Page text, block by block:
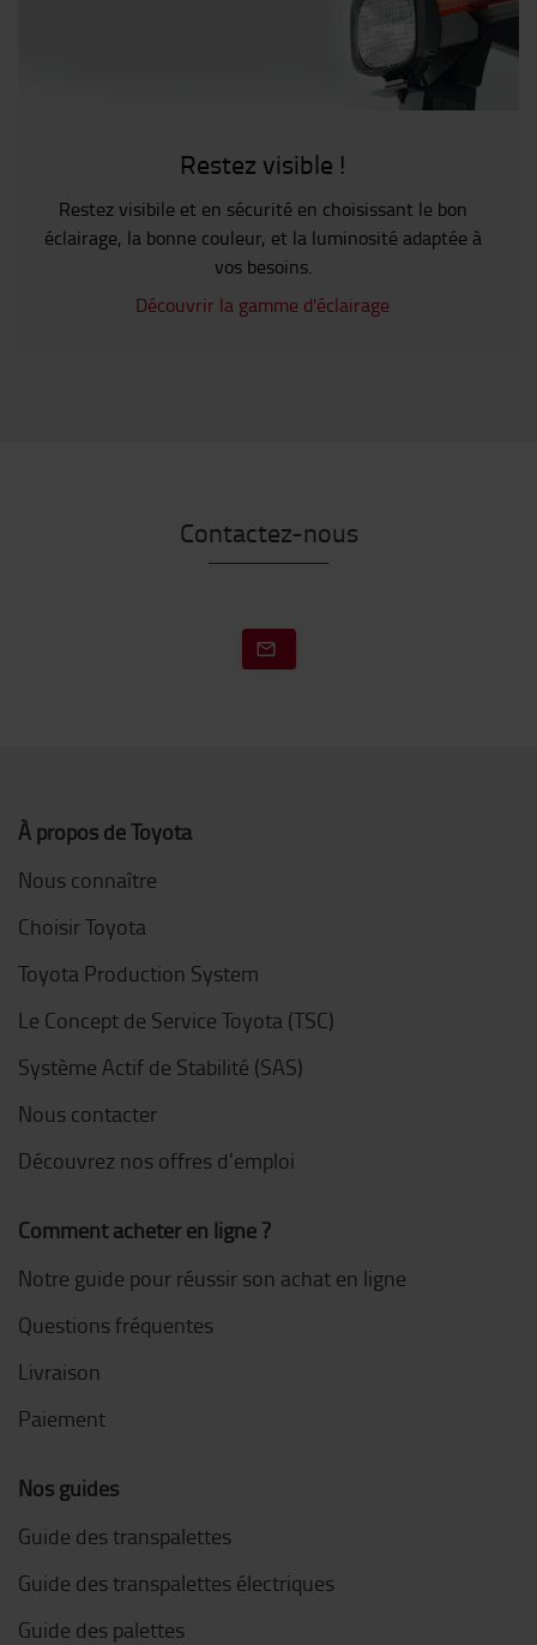
Restez visible !
Restez visibile et en sécurité en choisissant le bon
éclairage, la bonne couleur, et la luminosité adaptée à
vos besoins.
Découvrir la gamme d'éclairage
Contactez-nous
À propos de Toyota
Nous connaître
Choisir Toyota
Toyota Production System
Le Concept de Service Toyota (TSC)
Système Actif de Stabilité (SAS)
Nous contacter
Découvrez nos offres d'emploi
Comment acheter en ligne ?
Notre guide pour réussir son achat en ligne
Questions fréquentes
Livraison
Paiement
Nos guides
Guide des transpalettes
Guide des transpalettes électriques
Guide des palettes